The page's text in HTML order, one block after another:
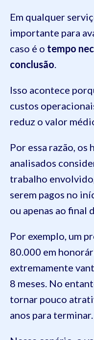
Em qualquer
importante para
caso é o tempo
conclusão.
Isso acontece
custos
reduz o valor
Por essa razão,
analisados
trabalho
serem pagos no
ou apenas ao final
Por exemplo, um
80.000 em
extremamente
8 meses. No
tornar pouco
anos para terminar.